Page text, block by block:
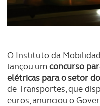
O Instituto da
lançou umconcurso
elétricas para o setor
de Transportes, que
euros, anunciou o